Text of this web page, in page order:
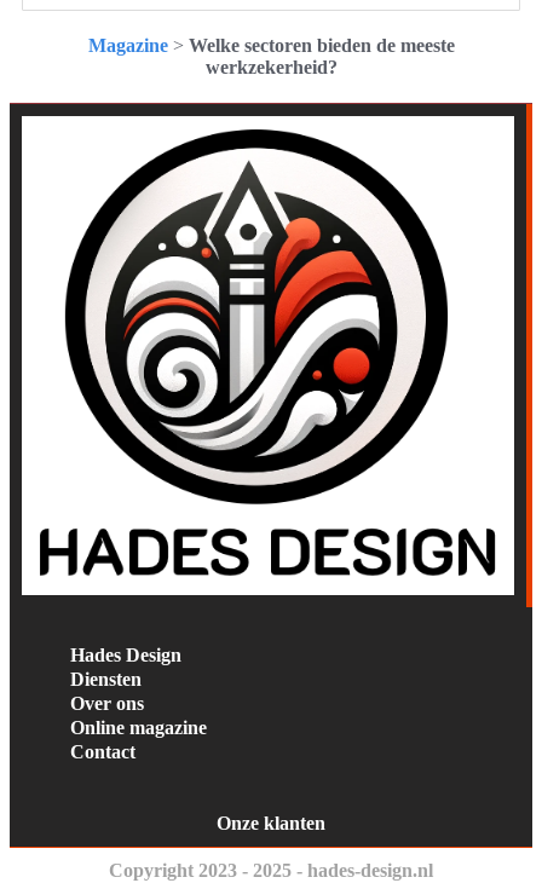
Magazine> Welke sectoren bieden de meeste
werkzekerheid?
Hades Design
Diensten
Over ons
Online magazine
Contact
Onze klanten
Copyright 2023 - 2025 - hades-design.nl